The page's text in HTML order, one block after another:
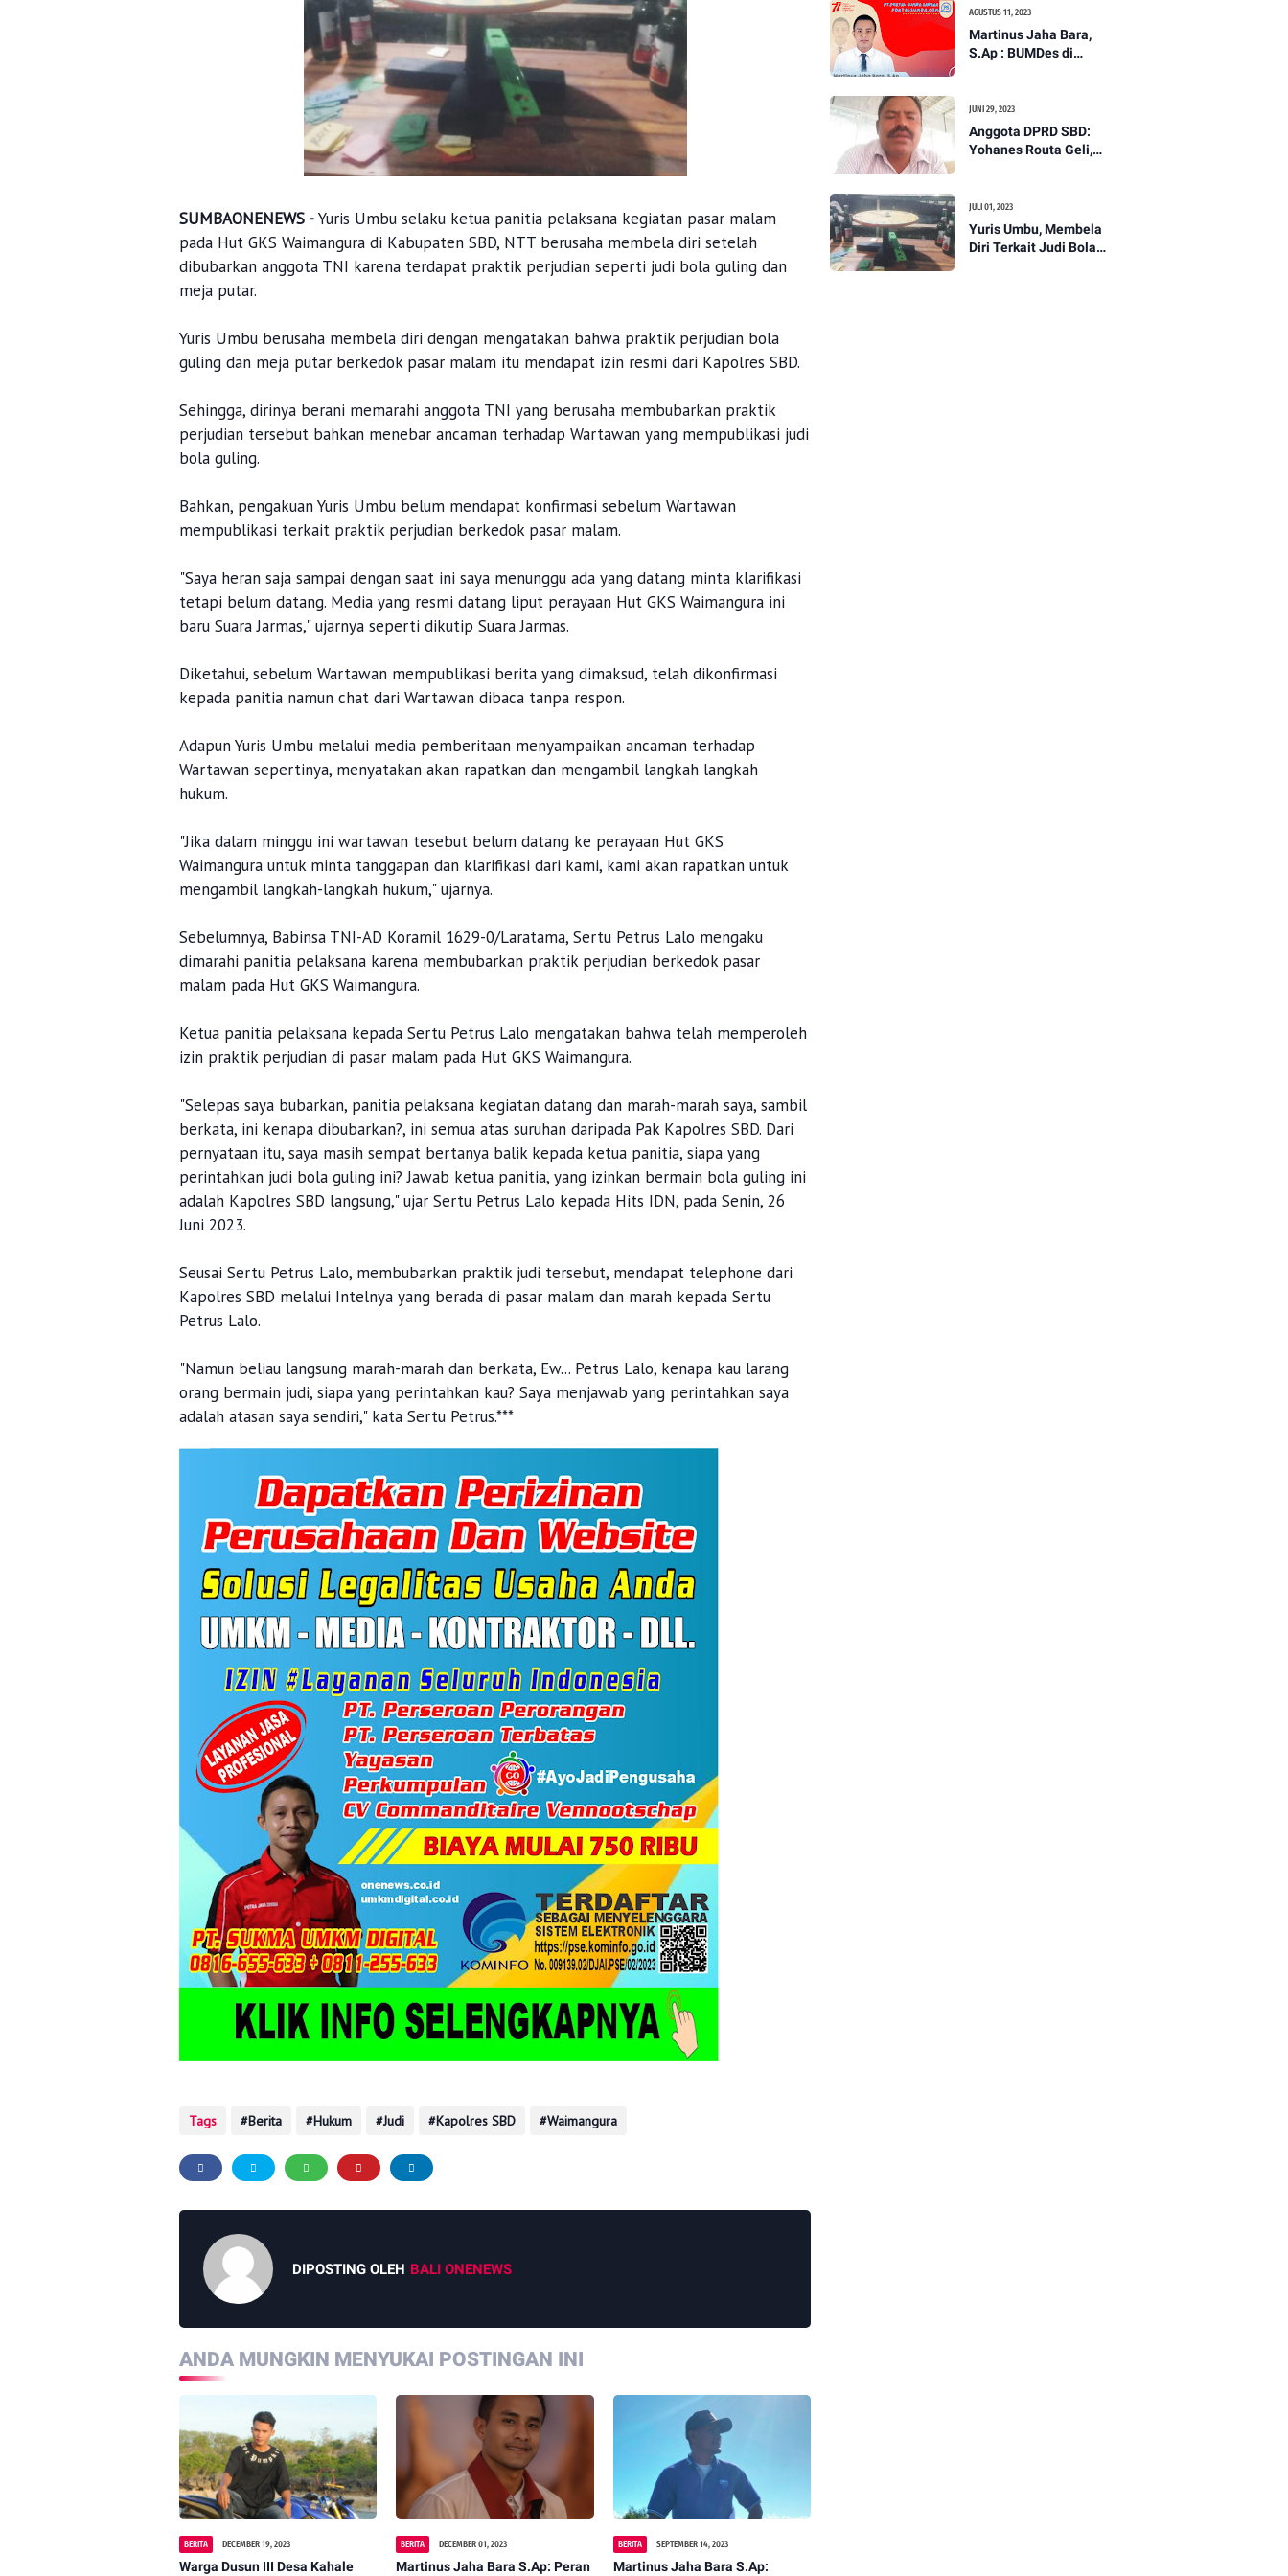
SUMBAONENEWS -Yuris Umbu selaku ketua panitia pelaksana kegiatan pasar malam
pada Hut GKS Waimangura di Kabupaten SBD, NTT berusaha membela diri setelah
dibubarkan anggota TNI karena terdapat praktik perjudian seperti judi bola guling dan
meja putar.
Yuris Umbu berusaha membela diri dengan mengatakan bahwa praktik perjudian bola
guling dan meja putar berkedok pasar malam itu mendapat izin resmi dari Kapolres SBD.
Sehingga, dirinya berani memarahi anggota TNI yang berusaha membubarkan praktik
perjudian tersebut bahkan menebar ancaman terhadap Wartawan yang mempublikasi judi
bola guling.
Bahkan, pengakuan Yuris Umbu belum mendapat konfirmasi sebelum Wartawan
mempublikasi terkait praktik perjudian berkedok pasar malam.
"Saya heran saja sampai dengan saat ini saya menunggu ada yang datang minta klarifikasi
tetapi belum datang. Media yang resmi datang liput perayaan Hut GKS Waimangura ini
baru Suara Jarmas," ujarnya seperti dikutip Suara Jarmas.
Diketahui, sebelum Wartawan mempublikasi berita yang dimaksud, telah dikonfirmasi
kepada panitia namun chat dari Wartawan dibaca tanpa respon.
Adapun Yuris Umbu melalui media pemberitaan menyampaikan ancaman terhadap
Wartawan sepertinya, menyatakan akan rapatkan dan mengambil langkah langkah
hukum.
"Jika dalam minggu ini wartawan tesebut belum datang ke perayaan Hut GKS
Waimangura untuk minta tanggapan dan klarifikasi dari kami, kami akan rapatkan untuk
mengambil langkah-langkah hukum," ujarnya.
Sebelumnya, Babinsa TNI-AD Koramil 1629-0/Laratama, Sertu Petrus Lalo mengaku
dimarahi panitia pelaksana karena membubarkan praktik perjudian berkedok pasar
malam pada Hut GKS Waimangura.
Ketua panitia pelaksana kepada Sertu Petrus Lalo mengatakan bahwa telah memperoleh
izin praktik perjudian di pasar malam pada Hut GKS Waimangura.
"Selepas saya bubarkan, panitia pelaksana kegiatan datang dan marah-marah saya, sambil
berkata, ini kenapa dibubarkan?, ini semua atas suruhan daripada Pak Kapolres SBD. Dari
pernyataan itu, saya masih sempat bertanya balik kepada ketua panitia, siapa yang
perintahkan judi bola guling ini? Jawab ketua panitia, yang izinkan bermain bola guling ini
adalah Kapolres SBD langsung," ujar Sertu Petrus Lalo kepada Hits IDN, pada Senin, 26
Juni 2023.
Seusai Sertu Petrus Lalo, membubarkan praktik judi tersebut, mendapat telephone dari
Kapolres SBD melalui Intelnya yang berada di pasar malam dan marah kepada Sertu
Petrus Lalo.
"Namun beliau langsung marah-marah dan berkata, Ew... Petrus Lalo, kenapa kau larang
orang bermain judi, siapa yang perintahkan kau? Saya menjawab yang perintahkan saya
adalah atasan saya sendiri," kata Sertu Petrus.***
Tags Berita Hukum Judi Kapolres SBD Waimangura
DIPOSTING OLEH BALI ONENEWS
ANDA MUNGKIN MENYUKAI POSTINGAN INI
BERITA DECEMBER 19, 2023
Warga Dusun III Desa Kahale
BERITA DECEMBER 01, 2023
Martinus Jaha Bara S.Ap: Peran
BERITA SEPTEMBER 14, 2023
Martinus Jaha Bara S.Ap:
Segera Digantikan!
AGUSTUS 11, 2023
Martinus Jaha Bara,
S.Ap : BUMDes di
Berjaringan di
Indonesia
JUNI 29, 2023
Anggota DPRD SBD:
Yohanes Routa Geli,
Persoalan Judi
JULI 01, 2023
Yuris Umbu, Membela
Diri Terkait Judi Bola